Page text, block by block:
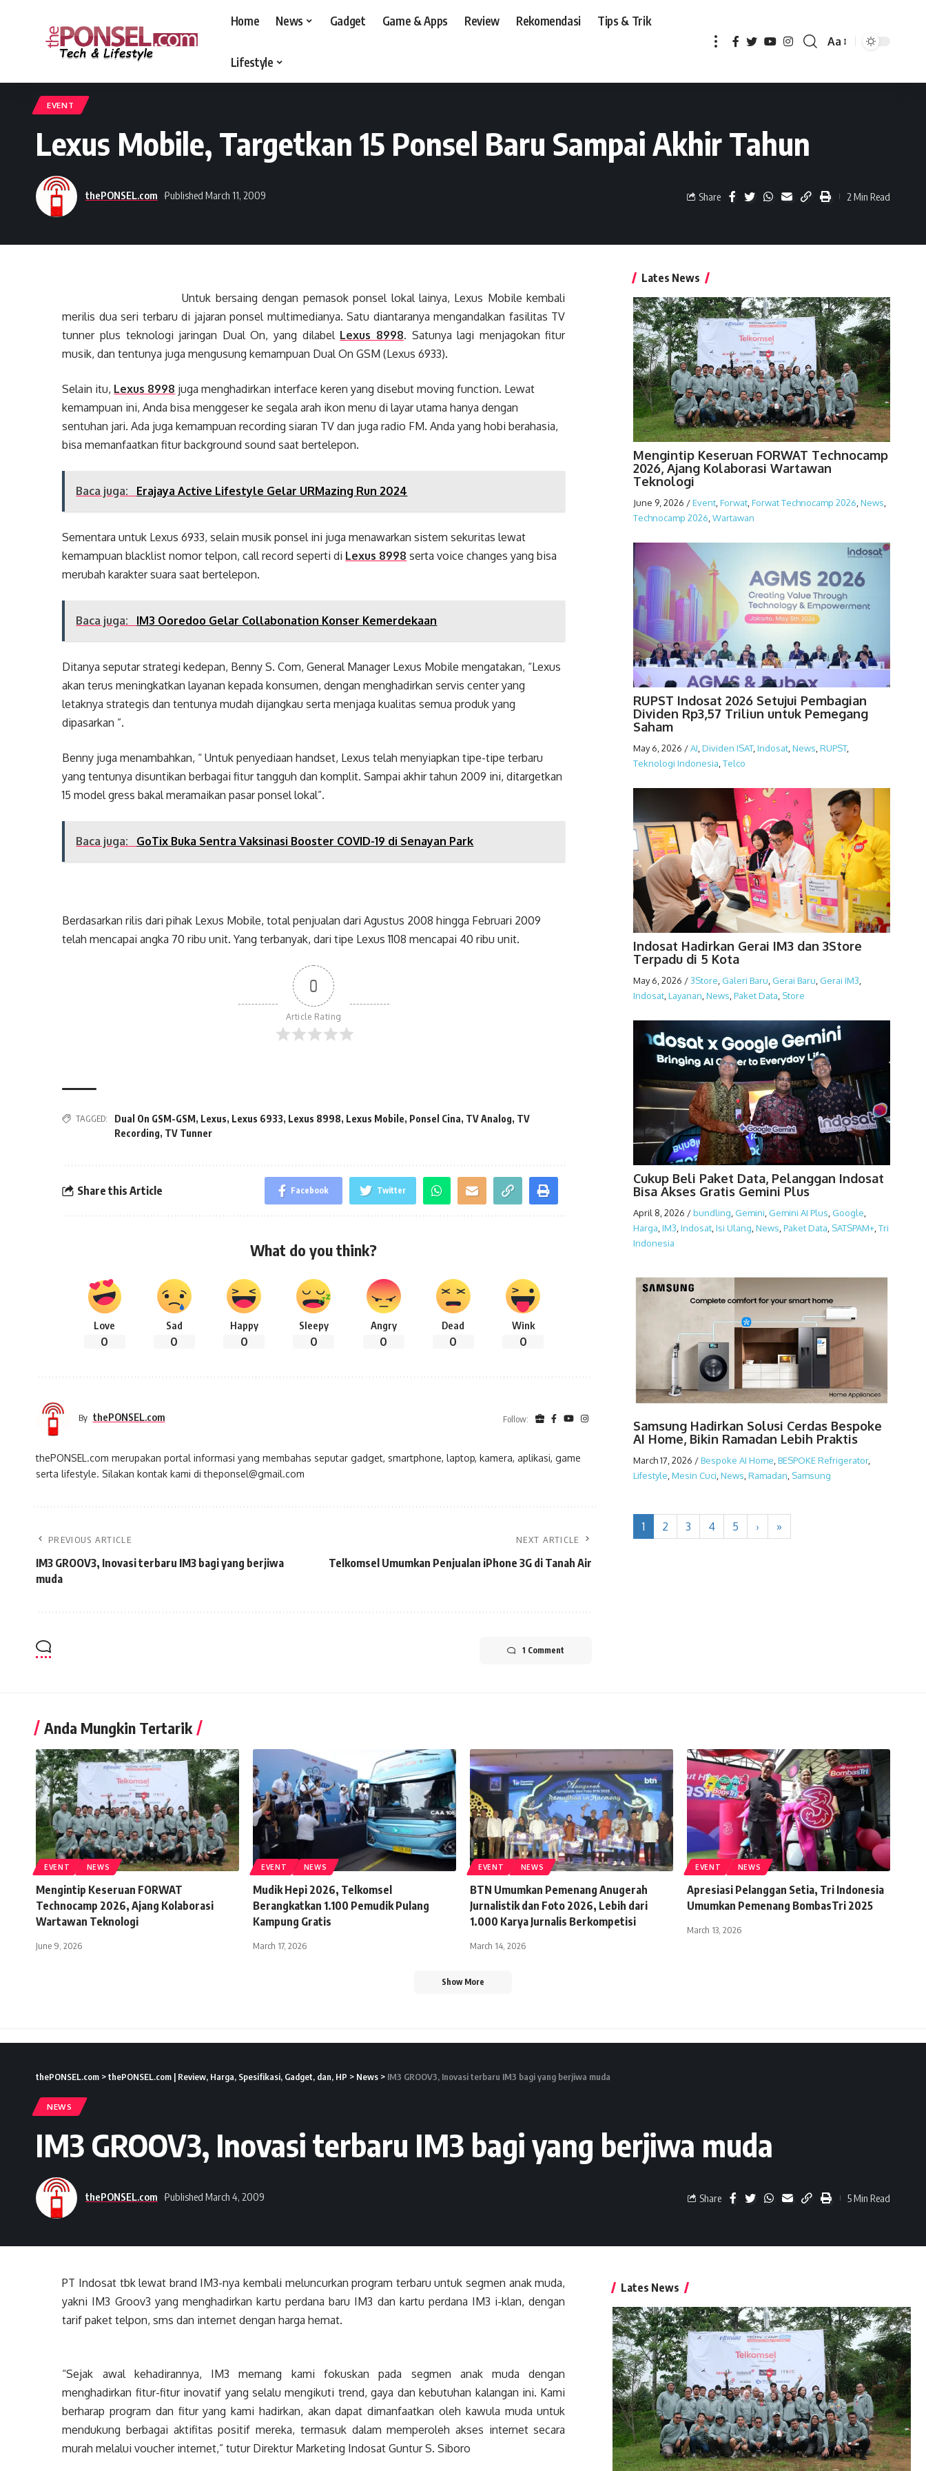
Home News Gadget Game & Apps Review Rekomendasi Tips & Trik
Lifestyle
Aa
EVENT
Lexus Mobile, Targetkan 15 Ponsel Baru Sampai Akhir Tahun
thePONSEL.com Published March 11, 2009 Share 2 Min Read
Untuk bersaing dengan pemasok ponsel lokal lainya, Lexus Mobile kembali
merilis dua seri terbaru di jajaran ponsel multimedianya. Satu diantaranya mengandalkan fasilitas TV
tunner plus teknologi jaringan Dual On, yang dilabel Lexus 8998. Satunya lagi menjagokan fitur
musik, dan tentunya juga mengusung kemampuan Dual On GSM (Lexus 6933).
Selain itu, Lexus 8998 juga menghadirkan interface keren yang disebut moving function. Lewat
kemampuan ini, Anda bisa menggeser ke segala arah ikon menu di layar utama hanya dengan
sentuhan jari. Ada juga kemampuan recording siaran TV dan juga radio FM. Anda yang hobi berahasia,
bisa memanfaatkan fitur background sound saat bertelepon.
Baca juga: Erajaya Active Lifestyle Gelar URMazing Run 2024
Sementara untuk Lexus 6933, selain musik ponsel ini juga menawarkan sistem sekuritas lewat
kemampuan blacklist nomor telpon, call record seperti di Lexus 8998 serta voice changes yang bisa
merubah karakter suara saat bertelepon.
Baca juga: IM3 Ooredoo Gelar Collabonation Konser Kemerdekaan
Ditanya seputar strategi kedepan, Benny S. Com, General Manager Lexus Mobile mengatakan, “Lexus
akan terus meningkatkan layanan kepada konsumen, dengan menghadirkan servis center yang
letaknya strategis dan tentunya mudah dijangkau serta menjaga kualitas semua produk yang
dipasarkan ”.
Benny juga menambahkan, “ Untuk penyediaan handset, Lexus telah menyiapkan tipe-tipe terbaru
yang tentunya disuntikan berbagai fitur tangguh dan komplit. Sampai akhir tahun 2009 ini, ditargetkan
15 model gress bakal meramaikan pasar ponsel lokal”.
Baca juga: GoTix Buka Sentra Vaksinasi Booster COVID-19 di Senayan Park
Berdasarkan rilis dari pihak Lexus Mobile, total penjualan dari Agustus 2008 hingga Februari 2009
telah mencapai angka 70 ribu unit. Yang terbanyak, dari tipe Lexus 1108 mencapai 40 ribu unit.
0
Article Rating
TAGGED: Dual On GSM-GSM, Lexus, Lexus 6933, Lexus 8998, Lexus Mobile, Ponsel Cina, TV Analog, TV
Recording, TV Tunner
Share this Article Facebook Twitter
What do you think?
Love
0
Sad
0
Happy
0
Sleepy
0
Angry
0
Dead
0
Wink
0
By thePONSEL.com Follow:
thePONSEL.com merupakan portal informasi yang membahas seputar gadget, smartphone, laptop, kamera, aplikasi, game
serta lifestyle. Silakan kontak kami di theponsel@gmail.com
PREVIOUS ARTICLE
IM3 GROOV3, Inovasi terbaru IM3 bagi yang berjiwa
muda
NEXT ARTICLE
Telkomsel Umumkan Penjualan iPhone 3G di Tanah Air
1 Comment
Lates News
Mengintip Keseruan FORWAT Technocamp
2026, Ajang Kolaborasi Wartawan
Teknologi
June 9, 2026 /Event, Forwat, Forwat Technocamp 2026 News
Technocamp 2026 Wartawan
RUPST Indosat 2026 Setujui Pembagian
Dividen Rp3,57 Triliun untuk Pemegang
Saham
May 6, 2026 /AI,Dividen ISAT,Indosat,News,RUPST,
Teknologi Indonesia,Telco
Indosat Hadirkan Gerai IM3 dan 3Store
Terpadu di 5 Kota
May 6, 2026 /3Store, Galeri Baru, Gerai Baru, Gerai IM3,
Indosat,Layanan,News,Paket Data, Store
Cukup Beli Paket Data, Pelanggan Indosat
Bisa Akses Gratis Gemini Plus
April 8, 2026 /bundling, Gemini, Gemini AI Plus, Google,
Harga,IM3,Indosat,Isi Ulang,News,Paket Data, SATSPAM+,Tri
Indonesia
Samsung Hadirkan Solusi Cerdas Bespoke
AI Home, Bikin Ramadan Lebih Praktis
March 17, 2026 /Bespoke AI Home,BESPOKE Refrigerator,
Lifestyle,Mesin Cuci,News,Ramadan, Samsung
1 2 3 4 5 › »
Anda Mungkin Tertarik
EVENT NEWS
Mengintip Keseruan FORWAT
Technocamp 2026, Ajang Kolaborasi
Wartawan Teknologi
June 9, 2026
EVENT NEWS
Mudik Hepi 2026, Telkomsel
Berangkatkan 1.100 Pemudik Pulang
Kampung Gratis
March 17, 2026
EVENT NEWS
BTN Umumkan Pemenang Anugerah
Jurnalistik dan Foto 2026, Lebih dari
1.000 Karya Jurnalis Berkompetisi
March 14, 2026
EVENT NEWS
Apresiasi Pelanggan Setia, Tri Indonesia
Umumkan Pemenang BombasTri 2025
March 13, 2026
Show More
thePONSEL.com >thePONSEL.com | Review, Harga, Spesifikasi, Gadget, dan, HP > News > IM3 GROOV3, Inovasi terbaru IM3 bagi yang berjiwa muda
NEWS
IM3 GROOV3, Inovasi terbaru IM3 bagi yang berjiwa muda
thePONSEL.com Published March 4, 2009 Share 5 Min Read
PT Indosat tbk lewat brand IM3-nya kembali meluncurkan program terbaru untuk segmen anak muda,
yakni IM3 Groov3 yang menghadirkan kartu perdana baru IM3 dan kartu perdana IM3 i-klan, dengan
tarif paket telpon, sms dan internet dengan harga hemat.
“Sejak awal kehadirannya, IM3 memang kami fokuskan pada segmen anak muda dengan
menghadirkan fitur-fitur inovatif yang selalu mengikuti trend, gaya dan kebutuhan kalangan ini. Kami
berharap program dan fitur yang kami hadirkan, akan dapat dimanfaatkan oleh kawula muda untuk
mendukung berbagai aktifitas positif mereka, termasuk dalam memperoleh akses internet secara
murah melalui voucher internet,” tutur Direktur Marketing Indosat Guntur S. Siboro
Lates News